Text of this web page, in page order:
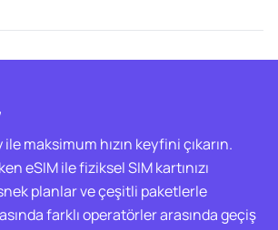
ile maksimum hızın keyfini çıkarın.
eSIM ile fiziksel SIM kartınızı
planlar ve çeşitli paketlerle
farklı operatörler arasında geçiş